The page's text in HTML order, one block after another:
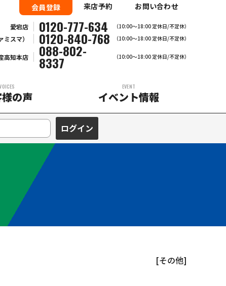
会員登録 来店予約 お問い合わせ
愛宕店 0120-777-634 （10:00～18:00 定休日/不定休）
スマ） 0120-840-768 （10:00〜18:00 定休日/不定休）
高知本店 088-802-
8337 （10:00～18:00 定休日/不定休）
の声
EVENT
イベント情報
[その他]